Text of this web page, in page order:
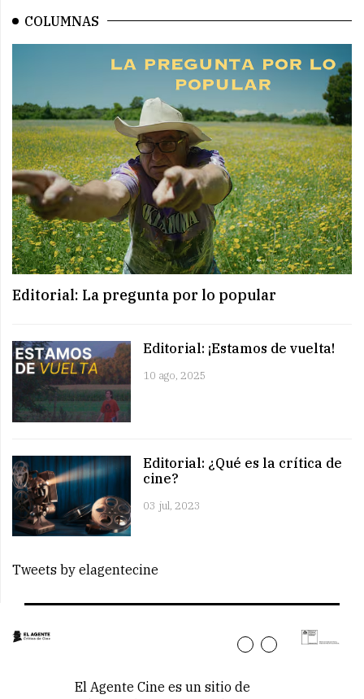
COLUMNAS
Editorial: La pregunta por lo popular
Editorial: ¡Estamos de vuelta!
10 ago, 2025
Editorial: ¿Qué es la crítica de
cine?
03 jul, 2023
Tweets by elagentecine
El Agente Cine es un sitio de